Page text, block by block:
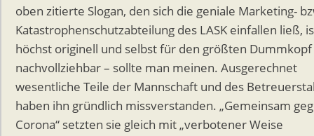
oben zitierte Slogan, den sich die geniale Marketing-
Katastrophenschutzabteilung des LASK einfallen ließ,
höchst originell und selbst für den größten Dummkopf
nachvollziehbar – sollte man meinen. Ausgerechnet
wesentliche Teile der Mannschaft und des
haben ihn gründlich missverstanden. „Gemeinsam
Corona“ setzten sie gleich mit „verbotener Weise